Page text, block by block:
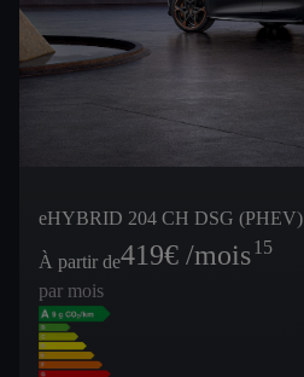
eHYBRID 204 CH DSG (PHEV)
À partir de419€ /mois15
par mois